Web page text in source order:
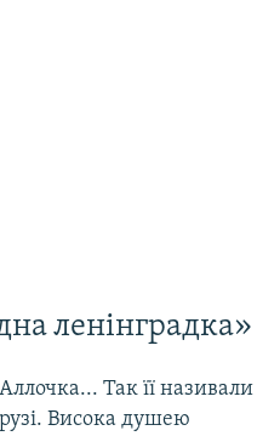
ленінградка»
Так її називали
Висока душею